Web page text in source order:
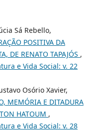
Sá Rebello,
POSITIVA DA
DE RENATO TAPAJÓS ,
e Vida Social: v. 22
Osório Xavier,
MEMÓRIA E DITADURA
HATOUM ,
e Vida Social: v. 28